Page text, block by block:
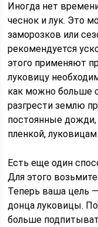
Иногда нет
чеснок и лук. Это
заморозков или
рекомендуется
этого применяют
луковицу
как можно больше
разгрести землю
постоянные дожди,
пленкой,
Есть еще один
Для этого
Теперь ваша цель
донца луковицы.
больше